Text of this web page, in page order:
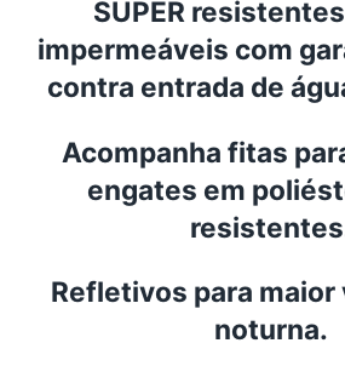
SUPER
impermeáveis com
contra entrada de
Acompanha fitas
engates em
Refletivos para
noturna.